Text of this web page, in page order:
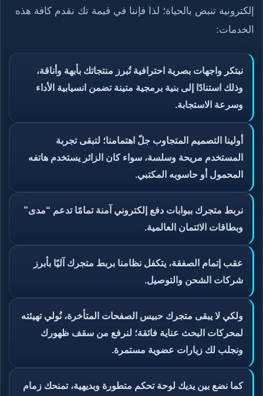
إلكترونية تنبض بالحياة؛ لذا فإننا في قيمة تك نقدم كافة هذه
الخدمات:
نبتكر واجهات بصرية احترافية تُبرز منتجاتك بأبهة وأناقة،
وذلك استنادًا إلى بنية برمجية متينة تضمن انسيابية الأداء
وسرعة الاستجابة.
أولينا التصميم المتجاوب جلّ اهتمامنا؛ لتبقى تجربة
المستخدم مريحة وسلسة، سواء كان الزائر يستخدم هاتفه
المحمول أو حاسوبه المكتبي.
نربط متجرك ببوابات دفع إلكتروني آمنة تمامًا تدعم “مدى”
وبطاقات الائتمان العالمية.
عقب إتمام الصفقة، يتكفل نظامنا بربط متجرك آليًا بأبرز
شركات الشحن والتوصيل.
ولكي لا يبقى متجرك حبيس الصفحات المتأخرة، نُولي تهيئته
لمحركات البحث عناية فائقة؛ لنرفع من سقف ظهورك
ونجلب لك زيارات عضوية مستمرة.
كما نضع بين يديك لوحة تحكم متطورة وبديهية، تمنحك زمام